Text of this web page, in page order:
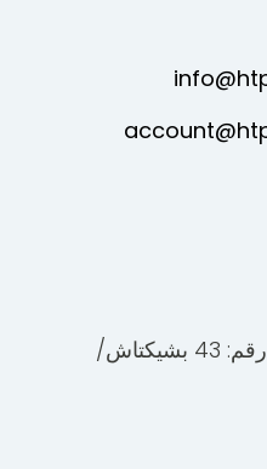
ليفينت م. وايت كارانفيل SK. رقم: 43 بشيكتاش/